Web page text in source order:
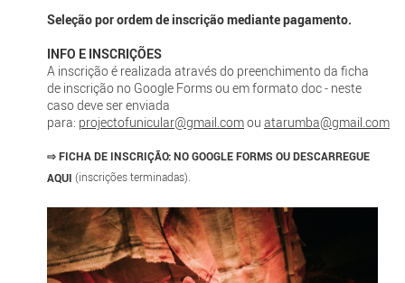
Seleção por ordem de inscrição mediante pagamento.
INFO E INSCRIÇÕES
A inscrição é realizada através do preenchimento da ficha
de inscrição no Google Forms ou em formato doc - neste
caso deve ser enviada
para: projectofunicular@gmail.comou atarumba@gmail.com
⇨FICHA DE INSCRIÇÃO:NO GOOGLE FORMS OU DESCARREGUE
AQUI (inscrições terminadas).